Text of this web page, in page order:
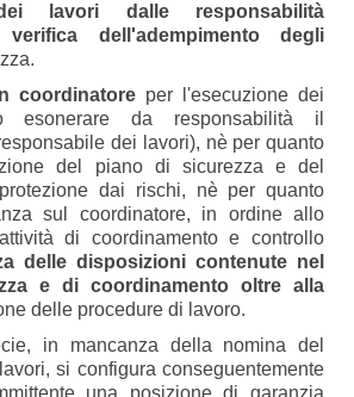
lavori dalle responsabilità
dell'adempimento degli
coordinatore per l'esecuzione dei
esonerare da responsabilità il
dei lavori), nè per quanto
del piano di sicurezza e del
dai rischi, nè per quanto
sul coordinatore, in ordine allo
di coordinamento e controllo
delle disposizioni contenute nel
e di coordinamento oltre alla
delle procedure di lavoro.
in mancanza della nomina del
si configura conseguentemente
una posizione di garanzia